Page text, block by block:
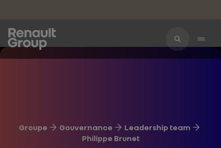
Groupe Gouvernance
Leadership team
Philippe Brunet